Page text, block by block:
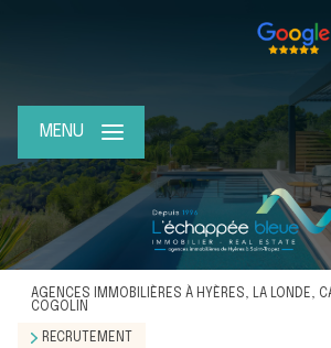
MENU
AGENCES IMMOBILIÈRES À HYÈRES, LA LONDE,
COGOLIN
RECRUTEMENT